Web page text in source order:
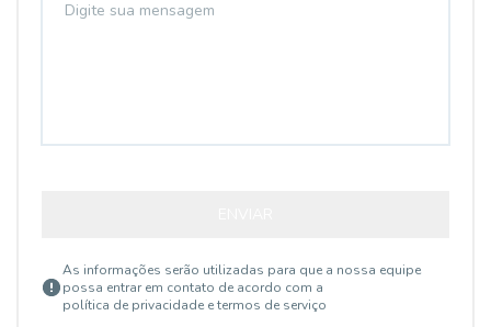
As informações serão utilizadas para que a nossa equipe
possa entrar em contato de acordo com a
política de privacidade e termos de serviço